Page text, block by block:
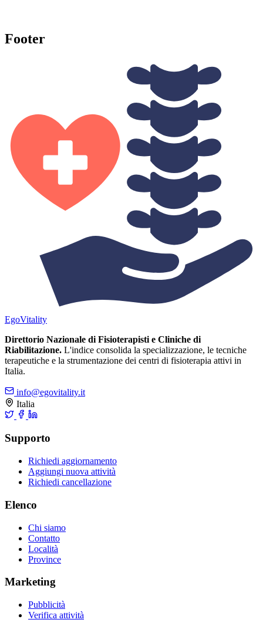
Footer
EgoVitality
Direttorio Nazionale di Fisioterapisti e Cliniche di
Riabilitazione. L'indice consolida la specializzazione, le tecniche
terapeutiche e la strumentazione dei centri di fisioterapia attivi in
Italia.
info@egovitality.it
Italia
Supporto
Richiedi aggiornamento
Aggiungi nuova attività
Richiedi cancellazione
Elenco
Chi siamo
Contatto
Località
Province
Marketing
Pubblicità
Verifica attività